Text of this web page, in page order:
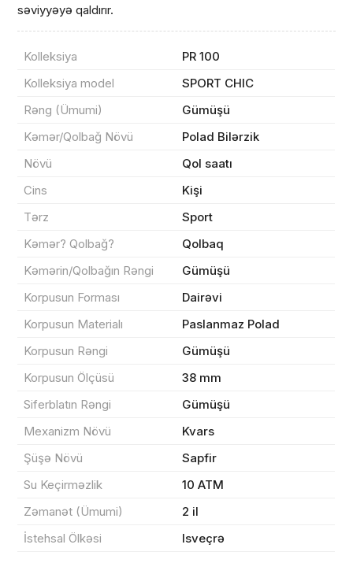
səviyyəyə qaldırır.
Kolleksiya
PR 100
Kolleksiya model
SPORT CHIC
Rəng (Ümumi)
Gümüşü
Kəmər/Qolbağ Növü
Polad Bilərzik
Növü
Qol saatı
Cins
Kişi
Tərz
Sport
Kəmər? Qolbağ?
Qolbaq
Kəmərin/Qolbağın Rəngi
Gümüşü
Korpusun Forması
Dairəvi
Korpusun Materialı
Paslanmaz Polad
Korpusun Rəngi
Gümüşü
Korpusun Ölçüsü
38 mm
Siferblatın Rəngi
Gümüşü
Mexanizm Növü
Kvars
Şüşə Növü
Sapfir
Su Keçirməzlik
10 ATM
Zəmanət (Ümumi)
2 il
İstehsal Ölkəsi
Isveçrə
Məhsul(lar) səbətə əlavə edildi
Sifarişin detalları
Məhsul toplam(0)
Endirim
Çatdırılma
Yekun məbləğ
Sifarişi rəsmiləşdir